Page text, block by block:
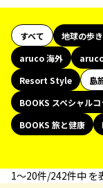
すべて 地球の歩
aruco 海外
Resort Style
島
BOOKS スペシャル
BOOKS 旅と健康
1〜20件/242件中 を